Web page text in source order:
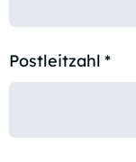
Postleitzahl *